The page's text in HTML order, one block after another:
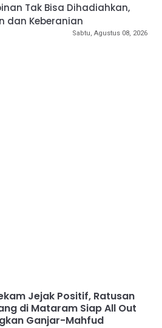
Tak Bisa Dihadiahkan,
dan Keberanian
Sabtu, Agustus 08, 2026
Jejak Positif, Ratusan
di Mataram Siap All Out
Ganjar-Mahfud